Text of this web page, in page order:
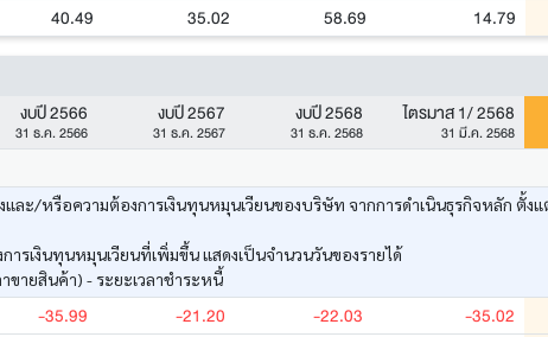
40.49 35.02 58.69 14.79
งบปี 2566
31 ธ.ค. 2566
งบปี 2567
31 ธ.ค. 2567
งบปี 2568
31 ธ.ค. 2568
ไตรมาส 1/ 2568
31 มี.ค. 2568
ะ/หรือความต้องการเงินทุนหมุนเวียนของบริษัท จากการดำเนินธุรกิจหลัก ตั้งแ
ารเงินทุนหมุนเวียนที่เพิ่มขึ้น แสดงเป็นจำนวนวันของรายได้
ขายสินค้า) - ระยะเวลาชำระหนี้
-35.99 -21.20 -22.03 -35.02